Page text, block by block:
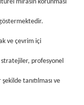
mirasın korunması
ve çevrim içi
profesyonel
tanıtılması ve